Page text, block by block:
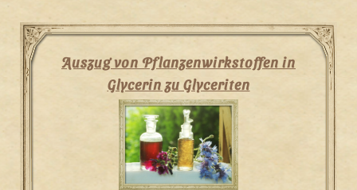
Auszug von Pflanzenwirkstoffen in
Glycerin zu Glyceriten